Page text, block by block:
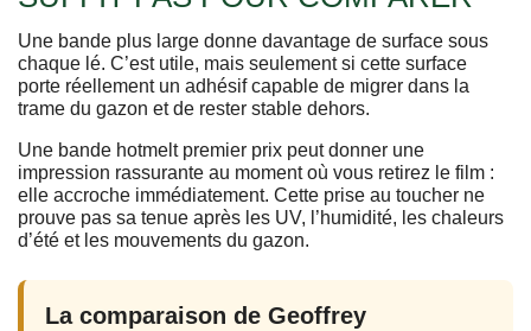
Une bande plus large donne davantage de surface sous
chaque lé. C’est utile, mais seulement si cette surface
porte réellement un adhésif capable de migrer dans la
trame du gazon et de rester stable dehors.
Une bande hotmelt premier prix peut donner une
impression rassurante au moment où vous retirez le film :
elle accroche immédiatement. Cette prise au toucher ne
prouve pas sa tenue après les UV, l’humidité, les chaleurs
d’été et les mouvements du gazon.
La comparaison de Geoffrey